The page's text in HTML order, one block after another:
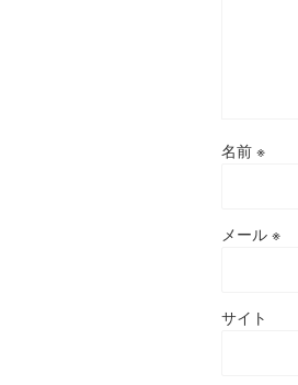
名前 ※
メール ※
サイト